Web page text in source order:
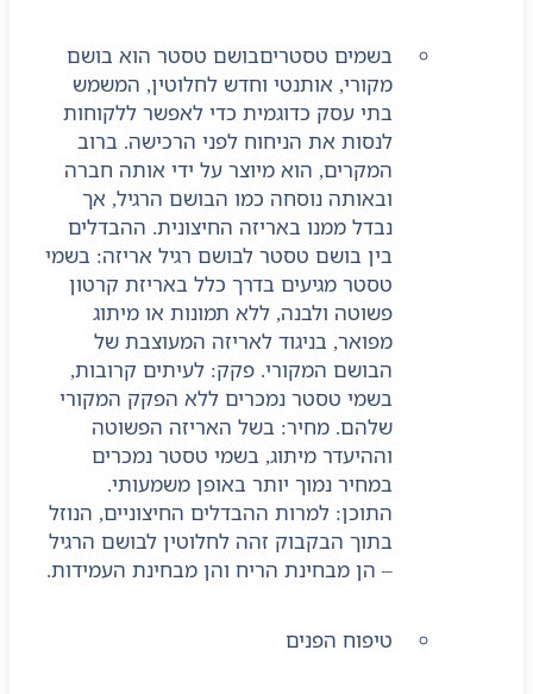
בשמים טסטריםבושם טסטר הוא בושם
מקורי, אותנטי וחדש לחלוטין, המשמש
בתי עסק כדוגמית כדי לאפשר ללקוחות
לנסות את הניחוח לפני הרכישה. ברוב
המקרים, הוא מיוצר על ידי אותה חברה
ובאותה נוסחה כמו הבושם הרגיל, אך
נבדל ממנו באריזה החיצונית. ההבדלים
בין בושם טסטר לבושם רגיל אריזה: בשמי
טסטר מגיעים בדרך כלל באריזת קרטון
פשוטה ולבנה, ללא תמונות או מיתוג
מפואר, בניגוד לאריזה המעוצבת של
הבושם המקורי. פקק: לעיתים קרובות,
בשמי טסטר נמכרים ללא הפקק המקורי
שלהם. מחיר: בשל האריזה הפשוטה
וההיעדר מיתוג, בשמי טסטר נמכרים
במחיר נמוך יותר באופן משמעותי.
התוכן: למרות ההבדלים החיצוניים, הנוזל
בתוך הבקבוק זהה לחלוטין לבושם הרגיל
– הן מבחינת הריח והן מבחינת העמידות.
טיפוח הפנים